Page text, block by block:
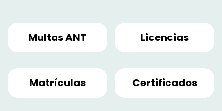
Multas ANT Licencias
Matrículas Certificados